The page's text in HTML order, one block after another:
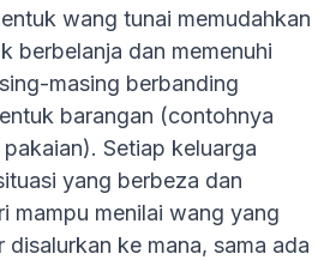
wang tunai memudahkan
berbelanja dan memenuhi
masing berbanding
barangan (contohnya
Setiap keluarga
yang berbeza dan
mampu menilai wang yang
disalurkan ke mana, sama ada